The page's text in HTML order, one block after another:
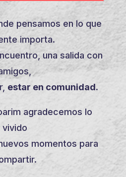
pensamos en lo que
importa.
una salida con
estar en comunidad.
agradecemos lo
vivido
momentos para